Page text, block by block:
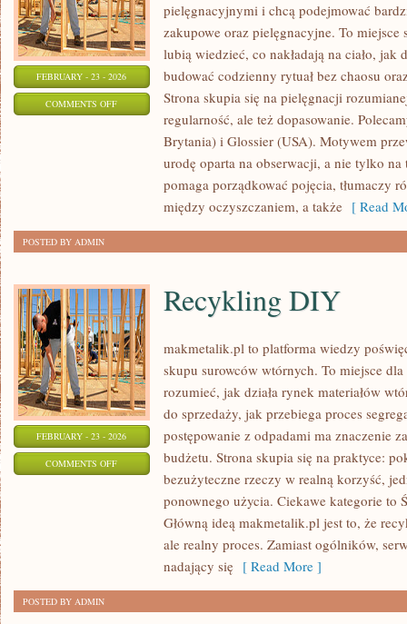
FEBRUARY - 23 - 2026
COMMENTS OFFON
pielęgnacyjnymi i chcą podejmować
zakupowe oraz pielęgnacyjne. To
lubią wiedzieć, co nakładają na ciało, jak
budować codzienny rytuał bez chaosu
Strona skupia się na pielęgnacji
regularność, ale też dopasowanie.
Brytania) i Glossier (USA). Motywem
urodę oparta na obserwacji, a nie tylko
pomaga porządkować pojęcia, tłumaczy
między oczyszczaniem, a także [ Read
POSTED BY ADMIN
FEBRUARY - 23 - 2026
COMMENTS OFFON
RECYKLING
Recykling DIY
makmetalik.pl to platforma wiedzy
skupu surowców wtórnych. To miejsce
rozumieć, jak działa rynek materiałów
do sprzedaży, jak przebiega proces
postępowanie z odpadami ma znaczenie
budżetu. Strona skupia się na praktyce:
bezużyteczne rzeczy w realną korzyść,
ponownego użycia. Ciekawe kategorie
Główną ideą makmetalik.pl jest to, że
ale realny proces. Zamiast ogólników,
nadający się [ Read More ]
POSTED BY ADMIN